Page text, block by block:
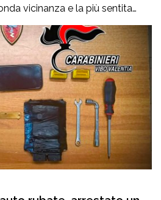
vicinanza e la più sentita
Approdo Calabria, Luigi Longo,
i recenti e incresciosi episodi
testata. Il lavoro svolto da
un […]